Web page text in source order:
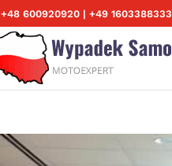
+48 600920920 | +49 1603388333